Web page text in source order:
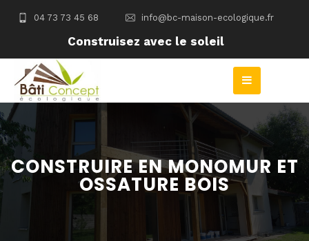
04 73 73 45 68 info@bc-maison-ecologique.fr
Construisez avec le soleil
CONSTRUIRE EN MONOMUR ET
OSSATURE BOIS